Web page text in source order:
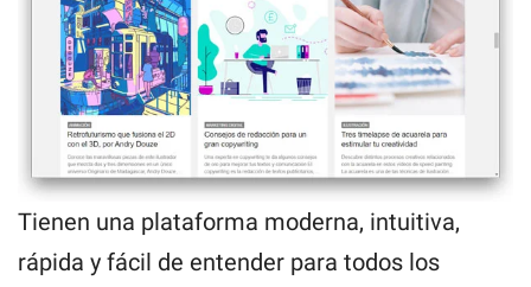
Tienen una plataforma moderna, intuitiva,
rápida y fácil de entender para todos los